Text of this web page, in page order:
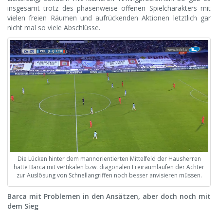
insgesamt trotz des phasenweise offenen Spielcharakters mit
vielen freien Räumen und aufrückenden Aktionen letztlich gar
nicht mal so viele Abschlüsse.
Die Lücken hinter dem mannorientierten Mittelfeld der Hausherren
hätte Barca mit vertikalen bzw. diagonalen Freiraumläufen der Achter
zur Auslösung von Schnellangriffen noch besser anvisieren müssen.
Barca mit Problemen in den Ansätzen, aber doch noch mit
dem Sieg